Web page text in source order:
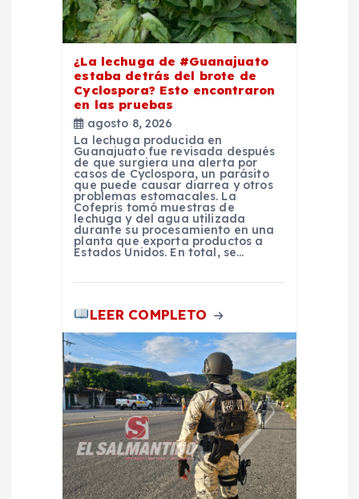
¿La lechuga de #Guanajuato
estaba detrás del brote de
Cyclospora? Esto encontraron
en las pruebas
agosto 8, 2026
La lechuga producida en
Guanajuato fue revisada después
de que surgiera una alerta por
casos de Cyclospora, un parásito
que puede causar diarrea y otros
problemas estomacales. La
Cofepris tomó muestras de
lechuga y del agua utilizada
durante su procesamiento en una
planta que exporta productos a
Estados Unidos. En total, se…
LEER COMPLETO